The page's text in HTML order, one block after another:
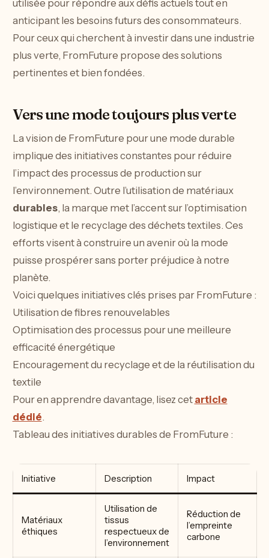
utilisée pour répondre aux défis actuels tout en
anticipant les besoins futurs des consommateurs.
Pour ceux qui cherchent à investir dans une industrie
plus verte, FromFuture propose des solutions
pertinentes et bien fondées.
Vers une mode toujours plus verte
La vision de FromFuture pour une mode durable
implique des initiatives constantes pour réduire
l’impact des processus de production sur
l’environnement. Outre l’utilisation de matériaux
durables, la marque met l’accent sur l’optimisation
logistique et le recyclage des déchets textiles. Ces
efforts visent à construire un avenir où la mode
puisse prospérer sans porter préjudice à notre
planète.
Voici quelques initiatives clés prises par FromFuture :
Utilisation de fibres renouvelables
Optimisation des processus pour une meilleure
efficacité énergétique
Encouragement du recyclage et de la réutilisation du
textile
Pour en apprendre davantage, lisez cet article
dédié.
Tableau des initiatives durables de FromFuture :
Initiative Description Impact
Matériaux
éthiques
Utilisation de
tissus
respectueux de
l’environnement
Réduction de
l’empreinte
carbone